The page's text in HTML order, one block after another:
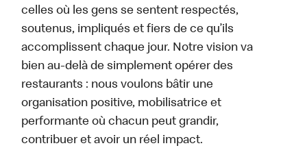
celles où les gens se sentent respectés,
soutenus, impliqués et fiers de ce qu’ils
accomplissent chaque jour. Notre vision va
bien au-delà de simplement opérer des
restaurants : nous voulons bâtir une
organisation positive, mobilisatrice et
performante où chacun peut grandir,
contribuer et avoir un réel impact.